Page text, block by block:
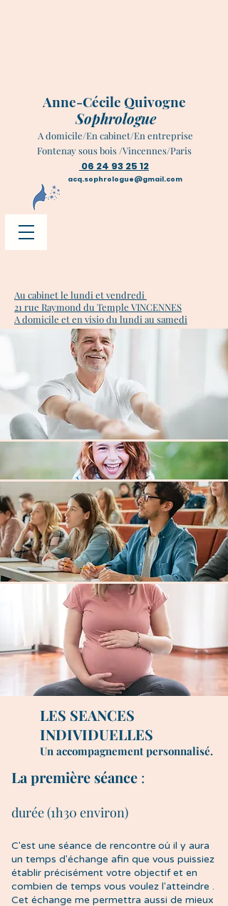
Anne-Cécile Quivogne
Sophrologue
A domicile/En cabinet/En entreprise
Fontenay sous bois /Vincennes/Paris
06 24 93 25 12
acq.sophrologue@gmail.com
Au cabinet le lundi et vendredi
21 rue Raymond du Temple VINCENNES
A domicile et en visio du lundi au samedi
LES SEANCES
INDIVIDUELLES
Un accompagnement personnalisé.
La première séance :
durée (1h30 environ)
C'est une séance de rencontre où il y aura
un temps d'échange afin que vous puissiez
établir précisément votre objectif et en
combien de temps vous voulez l'atteindre .
Cet échange me permettra aussi de mieux